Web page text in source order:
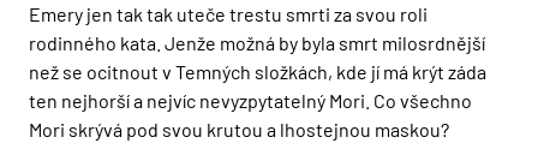
Emery jen tak tak uteče trestu smrti za svou roli
rodinného kata. Jenže možná by byla smrt milosrdnější
než se ocitnout v Temných složkách, kde jí má krýt záda
ten nejhorší a nejvíc nevyzpytatelný Mori. Co všechno
Mori skrývá pod svou krutou a lhostejnou maskou?